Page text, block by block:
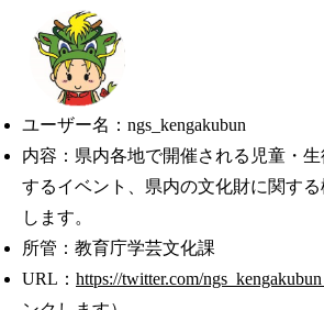
ユーザー名：ngs_kengakubun
内容：県内各地で開催される児童・
するイベント、県内の文化財に関す
します。
所管：教育庁学芸文化課
URL： https://twitter.com/